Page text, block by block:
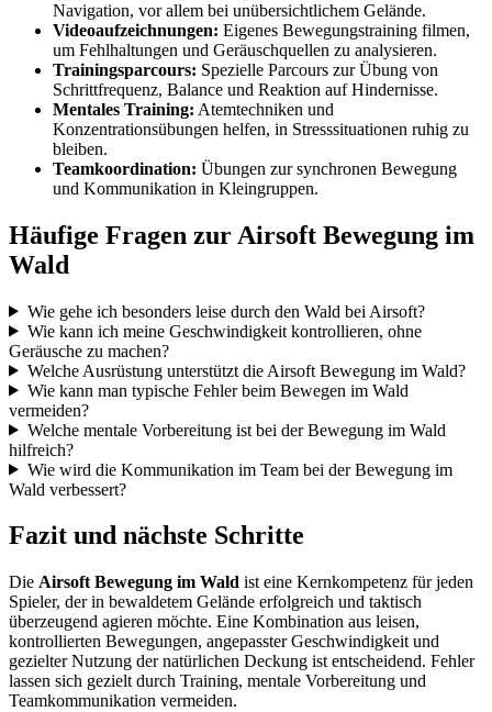
Navigation, vor allem bei unübersichtlichem Gelände.
Videoaufzeichnungen: Eigenes Bewegungstraining filmen,
um Fehlhaltungen und Geräuschquellen zu analysieren.
Trainingsparcours: Spezielle Parcours zur Übung von
Schrittfrequenz, Balance und Reaktion auf Hindernisse.
Mentales Training: Atemtechniken und
Konzentrationsübungen helfen, in Stresssituationen ruhig zu
bleiben.
Teamkoordination: Übungen zur synchronen Bewegung
und Kommunikation in Kleingruppen.
Häufige Fragen zur Airsoft Bewegung im
Wald
Wie gehe ich besonders leise durch den Wald bei Airsoft?
Wie kann ich meine Geschwindigkeit kontrollieren, ohne
Geräusche zu machen?
Welche Ausrüstung unterstützt die Airsoft Bewegung im Wald?
Wie kann man typische Fehler beim Bewegen im Wald
vermeiden?
Welche mentale Vorbereitung ist bei der Bewegung im Wald
hilfreich?
Wie wird die Kommunikation im Team bei der Bewegung im
Wald verbessert?
Fazit und nächste Schritte
Die Airsoft Bewegung im Wald ist eine Kernkompetenz für jeden
Spieler, der in bewaldetem Gelände erfolgreich und taktisch
überzeugend agieren möchte. Eine Kombination aus leisen,
kontrollierten Bewegungen, angepasster Geschwindigkeit und
gezielter Nutzung der natürlichen Deckung ist entscheidend. Fehler
lassen sich gezielt durch Training, mentale Vorbereitung und
Teamkommunikation vermeiden.